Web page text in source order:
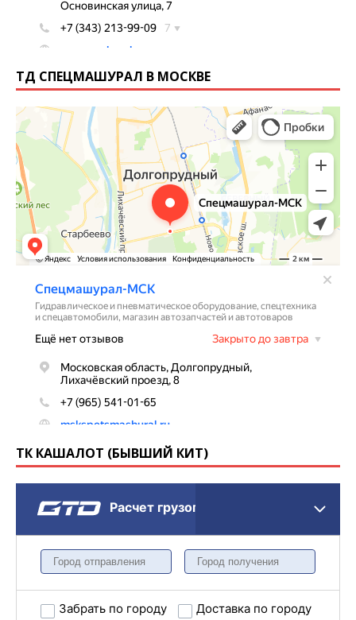
ТД СПЕЦМАШУРАЛ В МОСКВЕ
ТК КАШАЛОТ (БЫВШИЙ КИТ)
Расчет грузоперевозки
Забрать по городу Доставка по городу